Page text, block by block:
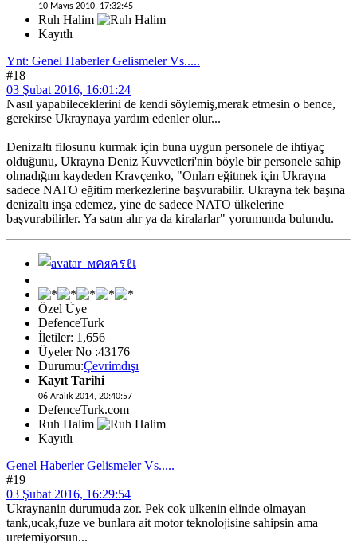
10 Mayıs 2010, 17:32:45
Ruh Halim
Kayıtlı
Ynt: Genel Haberler Gelismeler Vs.....
#18
03 Şubat 2016, 16:01:24
Nasıl yapabileceklerini de kendi söylemiş,merak etmesin o bence,
gerekirse Ukraynaya yardım edenler olur...
Denizaltı filosunu kurmak için buna uygun personele de ihtiyaç
olduğunu, Ukrayna Deniz Kuvvetleri'nin böyle bir personele sahip
olmadığını kaydeden Kravçenko, "Onları eğitmek için Ukrayna
sadece NATO eğitim merkezlerine başvurabilir. Ukrayna tek başına
denizaltı inşa edemez, yine de sadece NATO ülkelerine
başvurabilirler. Ya satın alır ya da kiralarlar" yorumunda bulundu.
Özel Üye
DefenceTurk
İletiler: 1,656
Üyeler No :43176
Durumu:Çevrimdışı
Kayıt Tarihi
06 Aralık 2014, 20:40:57
DefenceTurk.com
Ruh Halim
Kayıtlı
Genel Haberler Gelismeler Vs.....
#19
03 Şubat 2016, 16:29:54
Ukraynanin durumuda zor. Pek cok ulkenin elinde olmayan
tank,ucak,fuze ve bunlara ait motor teknolojisine sahipsin ama
uretemiyorsun...